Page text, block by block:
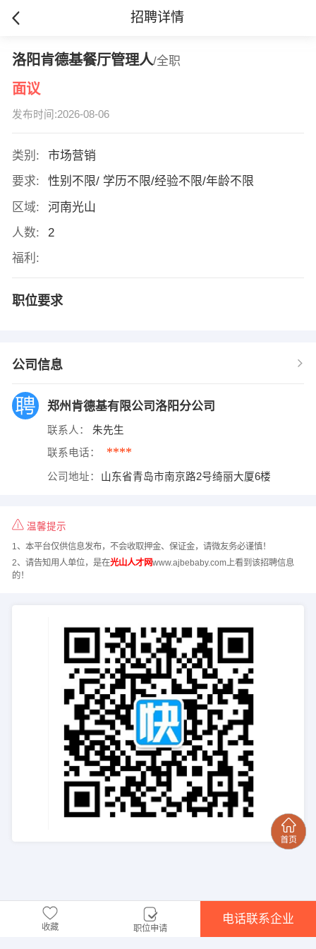
招聘详情
洛阳肯德基餐厅管理人/全职
面议
发布时间:2026-08-06
类别:
市场营销
要求:
性别不限/ 学历不限/经验不限/年龄不限
区域:
河南光山
人数:
2
福利:
职位要求
公司信息
郑州肯德基有限公司洛阳分公司
联系人： 朱先生
联系电话： ****
公司地址： 山东省青岛市南京路2号绮丽大厦6楼
温馨提示
1、本平台仅供信息发布，不会收取押金、保证金，请微友务必谨慎！
2、请告知用人单位，是在光山人才网www.ajbebaby.com上看到该招聘信息
的！
收藏 职位申请
电话联系企业